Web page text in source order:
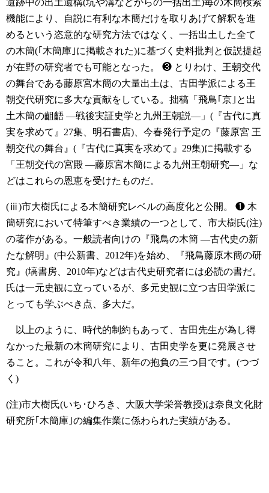
遺跡中の出土遺構(坑や溝などからの一括出土)毎の木簡検索
機能により、自説に有利な木簡だけを取りあげて解釈を進
めるという恣意的な研究方法ではなく、一括出土した全て
の木簡(｢木簡庫｣に掲載された)に基づく史料批判と仮説提起
が在野の研究者でも可能となった。
❸ とりわけ、王朝交代
の舞台である藤原宮木簡の大量出土は、古田学派による王
朝交代研究に多大な貢献をしている。拙稿「飛鳥｢京｣と出
土木簡の齟齬 ―戦後実証史学と九州王朝説―」(『古代に真
実を求めて』27集、明石書店)、今春発行予定の『藤原宮 王
朝交代の舞台』(『古代に真実を求めて』29集)に掲載する
「王朝交代の宮殿 ―藤原宮木簡による九州王朝研究―」な
どはこれらの恩恵を受けたものだ。
(ⅲ)市大樹氏による木簡研究レベルの高度化と公開。
❶ 木
簡研究において特筆すべき業績の一つとして、市大樹氏(注)
の著作がある。一般読者向けの『飛鳥の木簡 ―古代史の新
たな解明』(中公新書、2012年)を始め、『飛鳥藤原木簡の研
究』(塙書房、2010年)などは古代史研究者には必読の書だ。
氏は一元史観に立っているが、多元史観に立つ古田学派に
とっても学ぶべき点、多大だ。
以上のように、時代的制約もあって、古田先生が為し得
なかった最新の木簡研究により、古田史学を更に発展させ
ること。これが令和八年、新年の抱負の三つ目です。(つづ
く)
(注)市大樹氏(いち･ひろき、大阪大学栄誉教授)は奈良文化財
研究所｢木簡庫｣の編集作業に係わられた実績がある。